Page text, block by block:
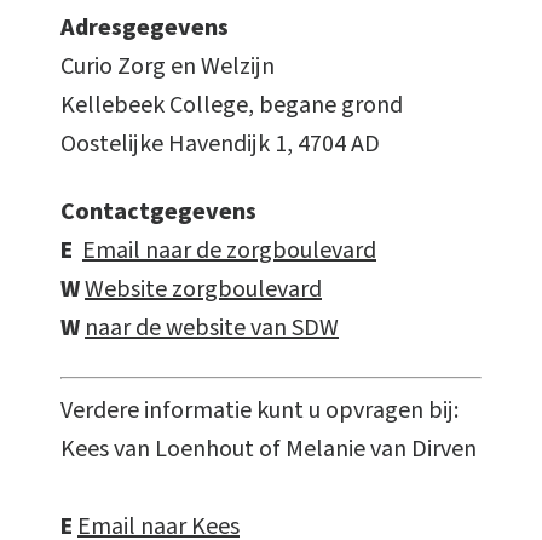
Adresgegevens
Curio Zorg en Welzijn
Kellebeek College, begane grond
Oostelijke Havendijk 1, 4704 AD
Contactgegevens
E Email naar de zorgboulevard
WWebsite zorgboulevard
Wnaar de website van SDW
Verdere informatie kunt u opvragen bij:
Kees van Loenhout of Melanie van Dirven
EEmail naar Kees